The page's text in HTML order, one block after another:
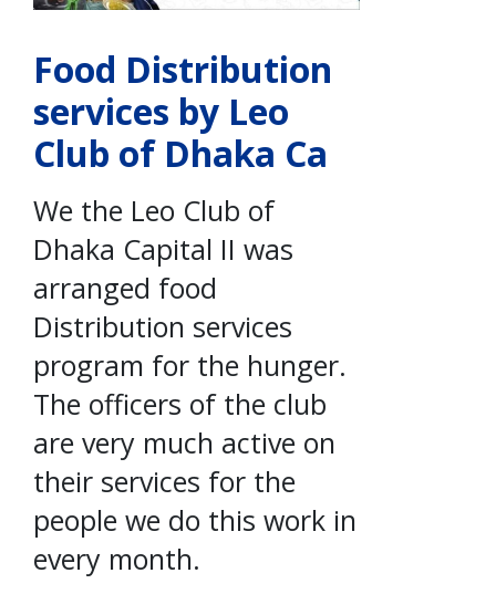
Food Distribution
services by Leo
Club of Dhaka Ca
We the Leo Club of
Dhaka Capital II was
arranged food
Distribution services
program for the hunger.
The officers of the club
are very much active on
their services for the
people we do this work in
every month.